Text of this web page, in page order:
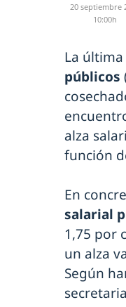
20 septiembre
10:00h
La
públicos
alza
función
En
salarial
1,75 por
un alza
Según